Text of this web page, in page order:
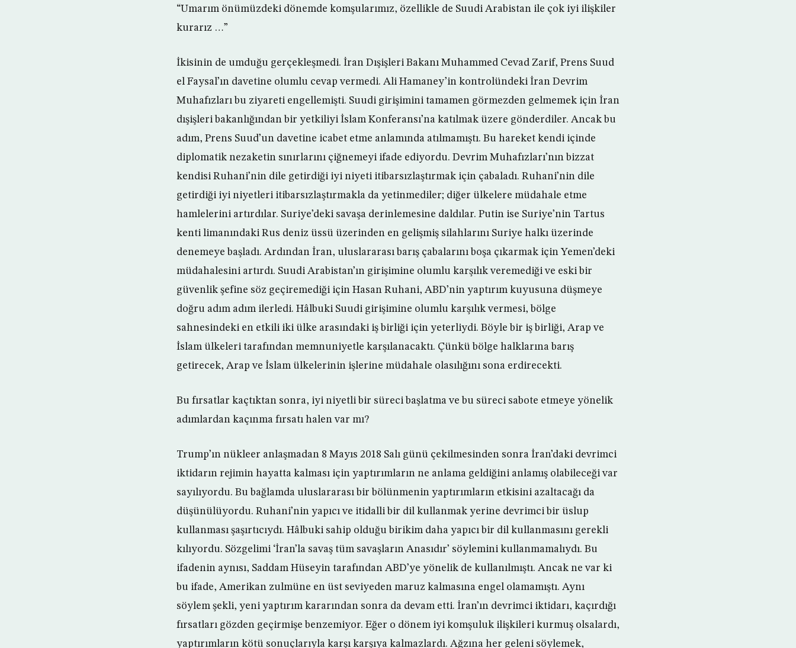
“Umarım önümüzdeki dönemde komşularımız, özellikle de Suudi Arabistan ile çok iyi ilişkiler
kurarız …”
İkisinin de umduğu gerçekleşmedi. İran Dışişleri Bakanı Muhammed Cevad Zarif, Prens Suud
el Faysal’ın davetine olumlu cevap vermedi. Ali Hamaney’in kontrolündeki İran Devrim
Muhafızları bu ziyareti engellemişti. Suudi girişimini tamamen görmezden gelmemek için İran
dışişleri bakanlığından bir yetkiliyi İslam Konferansı’na katılmak üzere gönderdiler. Ancak bu
adım, Prens Suud’un davetine icabet etme anlamında atılmamıştı. Bu hareket kendi içinde
diplomatik nezaketin sınırlarını çiğnemeyi ifade ediyordu. Devrim Muhafızları’nın bizzat
kendisi Ruhani’nin dile getirdiği iyi niyeti itibarsızlaştırmak için çabaladı. Ruhani’nin dile
getirdiği iyi niyetleri itibarsızlaştırmakla da yetinmediler; diğer ülkelere müdahale etme
hamlelerini artırdılar. Suriye’deki savaşa derinlemesine daldılar. Putin ise Suriye’nin Tartus
kenti limanındaki Rus deniz üssü üzerinden en gelişmiş silahlarını Suriye halkı üzerinde
denemeye başladı. Ardından İran, uluslararası barış çabalarını boşa çıkarmak için Yemen’deki
müdahalesini artırdı. Suudi Arabistan’ın girişimine olumlu karşılık veremediği ve eski bir
güvenlik şefine söz geçiremediği için Hasan Ruhani, ABD’nin yaptırım kuyusuna düşmeye
doğru adım adım ilerledi. Hâlbuki Suudi girişimine olumlu karşılık vermesi, bölge
sahnesindeki en etkili iki ülke arasındaki iş birliği için yeterliydi. Böyle bir iş birliği, Arap ve
İslam ülkeleri tarafından memnuniyetle karşılanacaktı. Çünkü bölge halklarına barış
getirecek, Arap ve İslam ülkelerinin işlerine müdahale olasılığını sona erdirecekti.
Bu fırsatlar kaçtıktan sonra, iyi niyetli bir süreci başlatma ve bu süreci sabote etmeye yönelik
adımlardan kaçınma fırsatı halen var mı?
Trump’ın nükleer anlaşmadan 8 Mayıs 2018 Salı günü çekilmesinden sonra İran’daki devrimci
iktidarın rejimin hayatta kalması için yaptırımların ne anlama geldiğini anlamış olabileceği var
sayılıyordu. Bu bağlamda uluslararası bir bölünmenin yaptırımların etkisini azaltacağı da
düşünülüyordu. Ruhani’nin yapıcı ve itidalli bir dil kullanmak yerine devrimci bir üslup
kullanması şaşırtıcıydı. Hâlbuki sahip olduğu birikim daha yapıcı bir dil kullanmasını gerekli
kılıyordu. Sözgelimi ‘İran’la savaş tüm savaşların Anasıdır’ söylemini kullanmamalıydı. Bu
ifadenin aynısı, Saddam Hüseyin tarafından ABD’ye yönelik de kullanılmıştı. Ancak ne var ki
bu ifade, Amerikan zulmüne en üst seviyeden maruz kalmasına engel olamamıştı. Aynı
söylem şekli, yeni yaptırım kararından sonra da devam etti. İran’ın devrimci iktidarı, kaçırdığı
fırsatları gözden geçirmişe benzemiyor. Eğer o dönem iyi komşuluk ilişkileri kurmuş olsalardı,
yaptırımların kötü sonuçlarıyla karşı karşıya kalmazlardı. Ağzına her geleni söylemek,